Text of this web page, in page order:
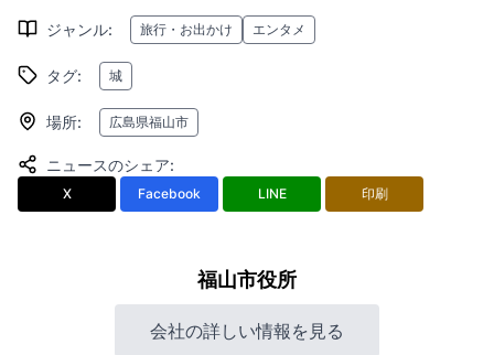
ジャンル: 旅行・お出かけ エンタメ
タグ: 城
場所: 広島県福山市
ニュースのシェア:
X Facebook LINE 印刷
福山市役所
会社の詳しい情報を見る